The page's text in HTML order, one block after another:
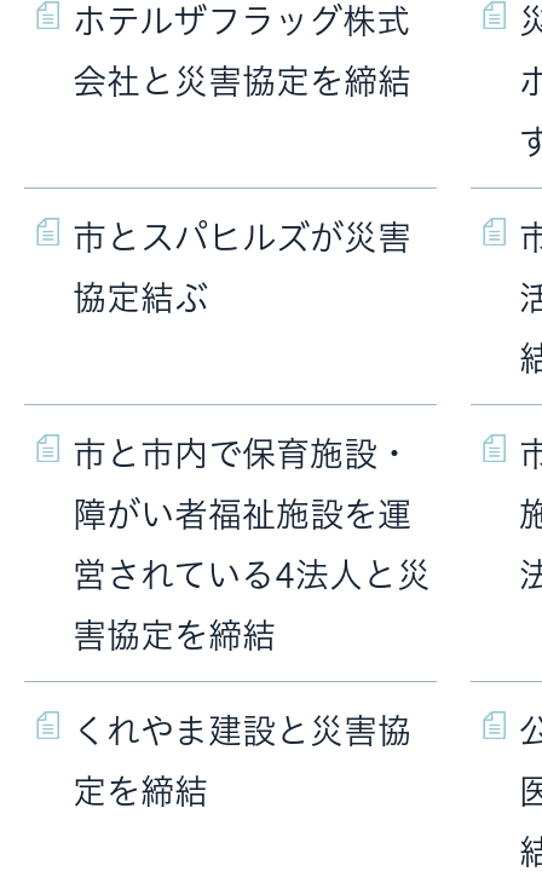
ホテルザフラッグ株式
会社と災害協定を締結
市とスパヒルズが災害
協定結ぶ
市と市内で保育施設・
障がい者福祉施設を運
営されている4法人と災
害協定を締結
くれやま建設と災害協
定を締結